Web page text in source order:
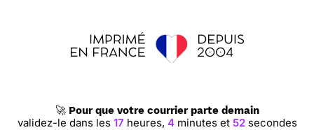
🚀 Pour que votre courrier parte demain
validez-le dans les 17 heures, 4minutes et 52secondes